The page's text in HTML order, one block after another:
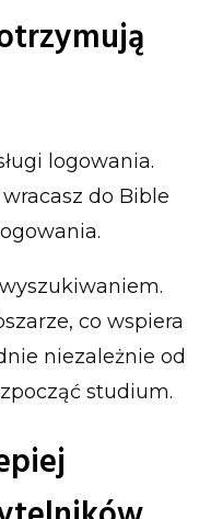
logowania.
do Bible
co wspiera
niezależnie od
studium.